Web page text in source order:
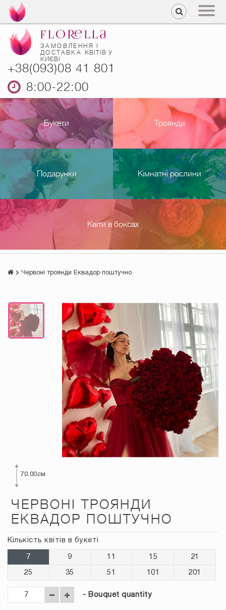
ЗАМОВЛЕННЯ І
ДОСТАВКА КВІТІВ У
КИЄВІ
+38(093)08 41 801
8:00-22:00
Букети Троянди
Подарунки Кімнатні рослини
Квіти в боксах
Червоні троянди Еквадор поштучно
70.00см
ЧЕРВОНІ ТРОЯНДИ
ЕКВАДОР ПОШТУЧНО
Кількість квітів в букеті
7 9 11 15 21
25 35 51 101 201
- Bouquet quantity